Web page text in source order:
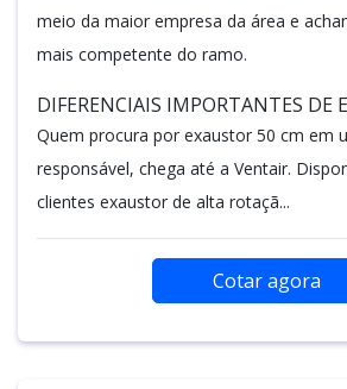
meio da maior empresa da área e
mais competente do ramo.
DIFERENCIAIS IMPORTANTES DE
Quem procura por exaustor 50 cm em
responsável, chega até a Ventair.
clientes exaustor de alta rotaçã...
Cotar agora